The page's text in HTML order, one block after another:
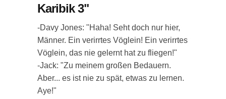
Karibik 3"
-Davy Jones: "Haha! Seht doch nur hier,
Männer. Ein verirrtes Vöglein! Ein verirrtes
Vöglein, das nie gelernt hat zu fliegen!"
-Jack: "Zu meinem großen Bedauern.
Aber... es ist nie zu spät, etwas zu lernen.
Aye!"